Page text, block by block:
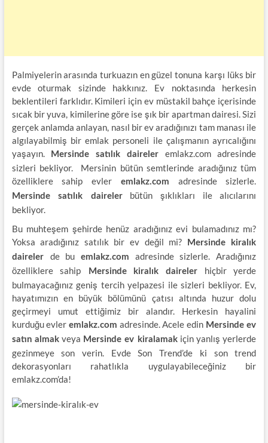
Palmiyelerin arasında turkuazın en güzel tonuna karşı lüks bir
evde oturmak sizinde hakkınız. Ev noktasında herkesin
beklentileri farklıdır. Kimileri için ev müstakil bahçe içerisinde
sıcak bir yuva, kimilerine göre ise şık bir apartman dairesi. Sizi
gerçek anlamda anlayan, nasıl bir ev aradığınızı tam manası ile
algılayabilmiş bir emlak personeli ile çalışmanın ayrıcalığını
yaşayın.
Mersinde satılık daireleremlakz.com adresinde
sizleri bekliyor. Mersinin bütün semtlerinde aradığınız tüm
özelliklere sahip evler
emlakz.com adresinde sizlerle.
Mersinde satılık dairelerbütün şıklıkları ile alıcılarını
bekliyor.
Bu muhteşem şehirde henüz aradığınız evi bulamadınız mı?
Yoksa aradığınız satılık bir ev değil mi?
Mersinde kiralık
daireler de bu emlakz.com
adresinde sizlerle. Aradığınız
özelliklere sahip Mersinde kiralık daireler
hiçbir yerde
bulmayacağınız geniş tercih yelpazesi ile sizleri bekliyor. Ev,
hayatımızın en büyük bölümünü çatısı altında huzur dolu
geçirmeyi umut ettiğimiz bir alandır. Herkesin hayalini
kurduğu evleremlakz.com adresinde. Acele edin Mersinde ev
satın almakveya Mersinde ev kiralamakiçin yanlış yerlerde
gezinmeye son verin. Evde Son Trend’de ki son trend
dekorasyonları rahatlıkla uygulayabileceğiniz bir
emlakz.com’da!